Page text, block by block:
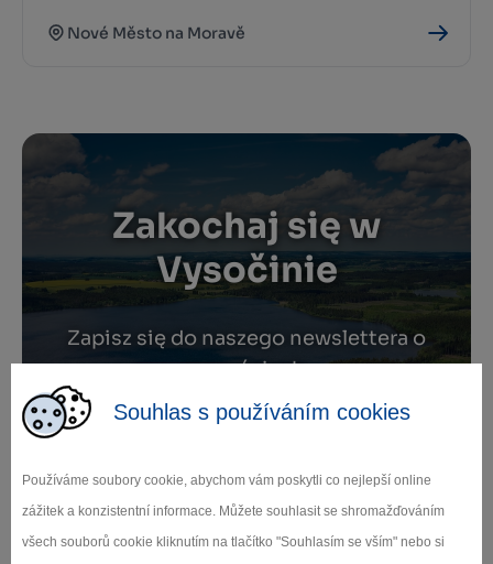
Souhlas s používáním cookies
Používáme soubory cookie, abychom vám poskytli co nejlepší online
zážitek a konzistentní informace. Můžete souhlasit se shromažďováním
všech souborů cookie kliknutím na tlačítko "Souhlasím se vším" nebo si
Nové Město na Moravě
Zakochaj się w
Vysočinie
Zapisz się do naszego newslettera o
nowościach.
Dbamy o ochronę danych osobowych.
Odebírat